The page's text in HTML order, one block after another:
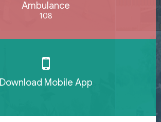
Ambulance
108
Download Mobile App